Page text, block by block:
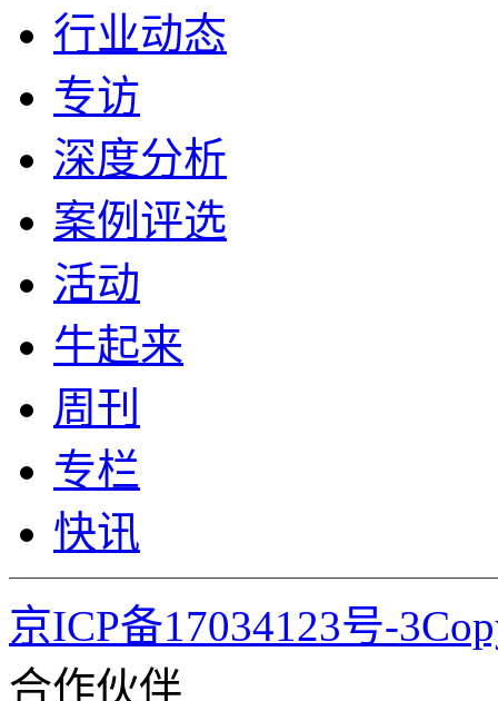
行业动态
专访
深度分析
案例评选
活动
牛起来
周刊
专栏
快讯
京ICP备17034123号-
合作伙伴